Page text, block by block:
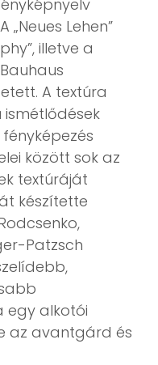
„Neues Lehen”
illetve a
A textúra
ismétlődések
között sok az
textúráját
készítette
Patzsch
egy alkotói
az avantgárd és